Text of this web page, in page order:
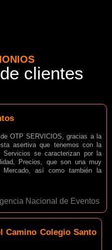
clientes
OTP SERVICIOS, gracias a la
asertiva que tenemos con la
Servicios se caracterizan por la
Precios, que son una muy
Mercado, así como también la
Nacional de Eventos
Camino Colegio Santo